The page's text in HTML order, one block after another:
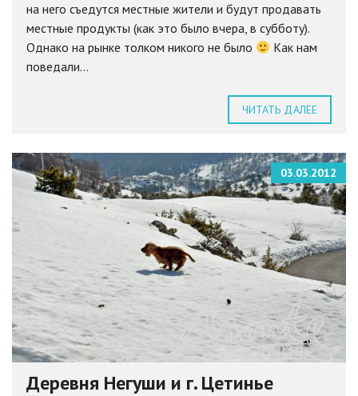
на него съедутся местные жители и будут продавать
местные продукты (как это было вчера, в субботу).
Однако на рынке толком никого не было
Как нам
поведали...
ЧИТАТЬ ДАЛЕЕ
03.03.2012
Деревня Негуши и г. Цетинье